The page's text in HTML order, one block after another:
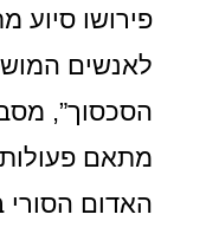
פירושו סיוע
לאנשים
הסכסוך”,
מתאם